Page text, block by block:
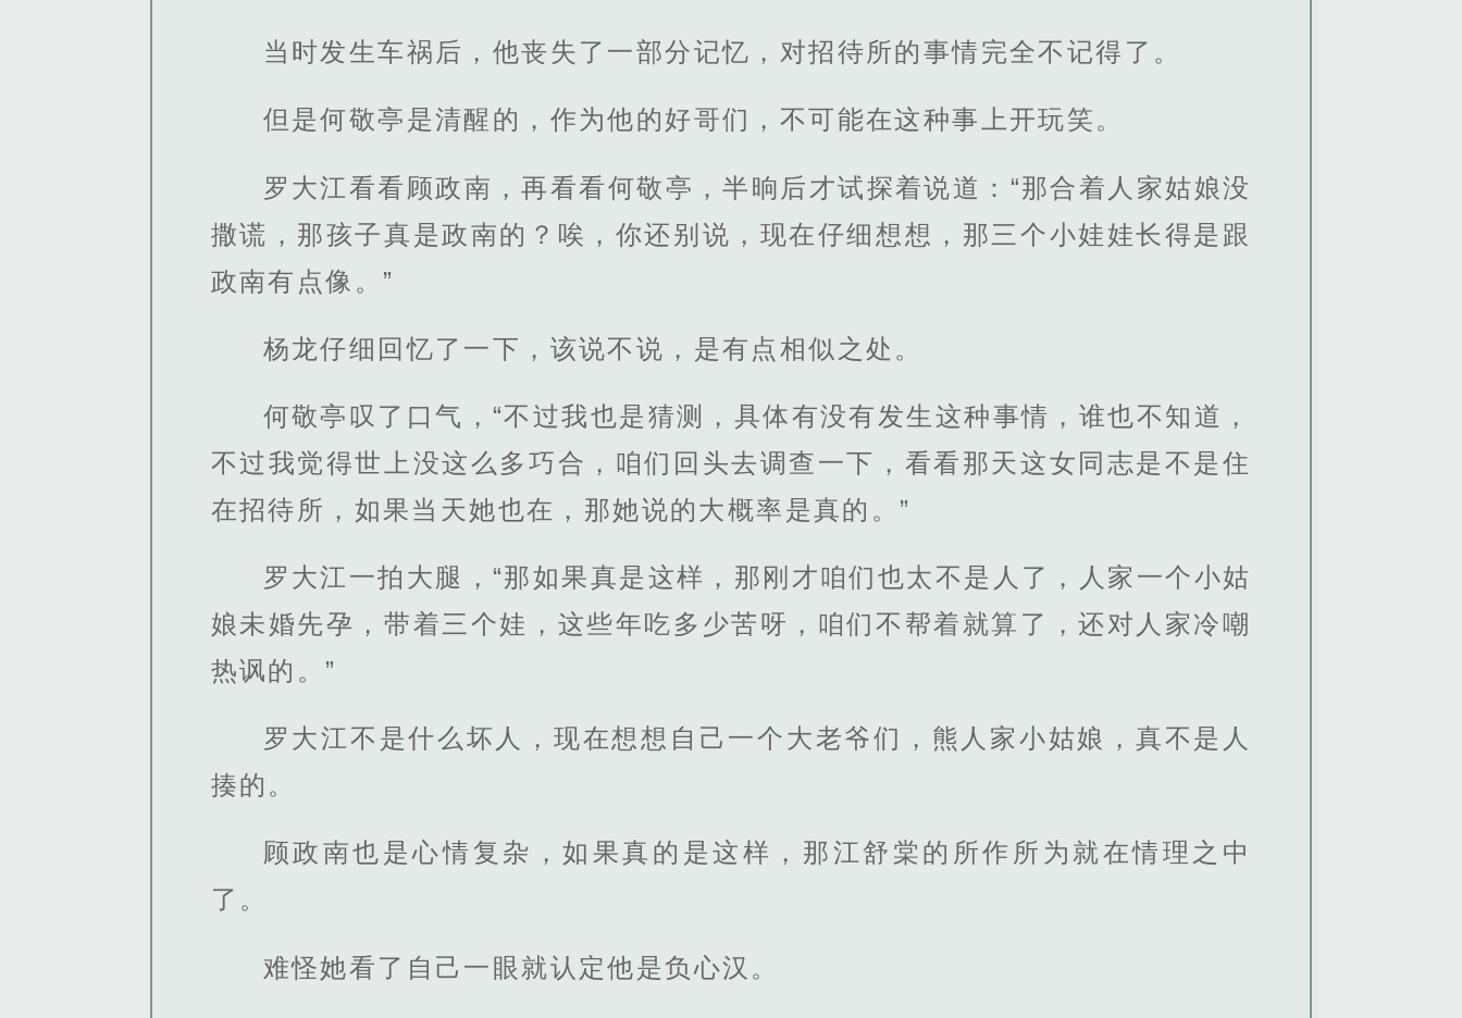
当时发生车祸后，他丧失了一部分记忆，对招待所的事情完全不记得了。
但是何敬亭是清醒的，作为他的好哥们，不可能在这种事上开玩笑。
罗大江看看顾政南，再看看何敬亭，半晌后才试探着说道：“那合着人家姑娘没
撒谎，那孩子真是政南的？唉，你还别说，现在仔细想想，那三个小娃娃长得是跟
政南有点像。”
杨龙仔细回忆了一下，该说不说，是有点相似之处。
何敬亭叹了口气，“不过我也是猜测，具体有没有发生这种事情，谁也不知道，
不过我觉得世上没这么多巧合，咱们回头去调查一下，看看那天这女同志是不是住
在招待所，如果当天她也在，那她说的大概率是真的。”
罗大江一拍大腿，“那如果真是这样，那刚才咱们也太不是人了，人家一个小姑
娘未婚先孕，带着三个娃，这些年吃多少苦呀，咱们不帮着就算了，还对人家冷嘲
热讽的。”
罗大江不是什么坏人，现在想想自己一个大老爷们，熊人家小姑娘，真不是人
揍的。
顾政南也是心情复杂，如果真的是这样，那江舒棠的所作所为就在情理之中
了。
难怪她看了自己一眼就认定他是负心汉。